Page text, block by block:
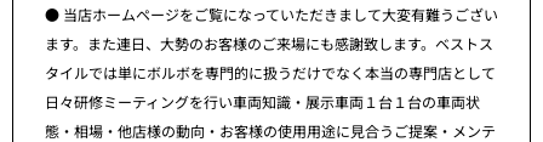
● 当店ホームページをご覧になっていただきまして大変有難うござい
ます。また連日、大勢のお客様のご来場にも感謝致します。ベストス
タイルでは単にボルボを専門的に扱うだけでなく本当の専門店として
日々研修ミーティングを行い車両知識・展示車両１台１台の車両状
態・相場・他店様の動向・お客様の使用用途に見合うご提案・メンテ